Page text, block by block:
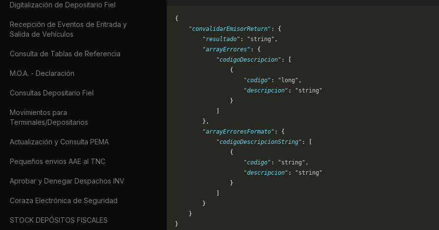
Digitalización de Depositario Fiel
Recepción de Eventos de Entrada y
Salida de Vehículos
Consulta de Tablas de Referencia
M.O.A. - Declaración
Consultas Depositario Fiel
Movimientos para
Terminales/Depositarios
Actualización y Consulta PEMA
Pequeños envios AAE al TNC
Aprobar y Denegar Despachos INV
Coraza Electrónica de Seguridad
STOCK DEPÓSITOS FISCALES
{
    "convalidarEmisorReturn"
: {
        "resultado"
: "string" ,
        "arrayErrores"
: {
            "codigoDescripcion"
: [
                {
                    "codigo"
: "long" ,
                    "descripcion"
:
"string"
                }
        },
        "arrayErroresFormato"
: {
            "codigoDescripcionString"
: [
                {
                    "codigo"
: "string" ,
                    "descripcion"
:
"string"
                }
        }
    }
}